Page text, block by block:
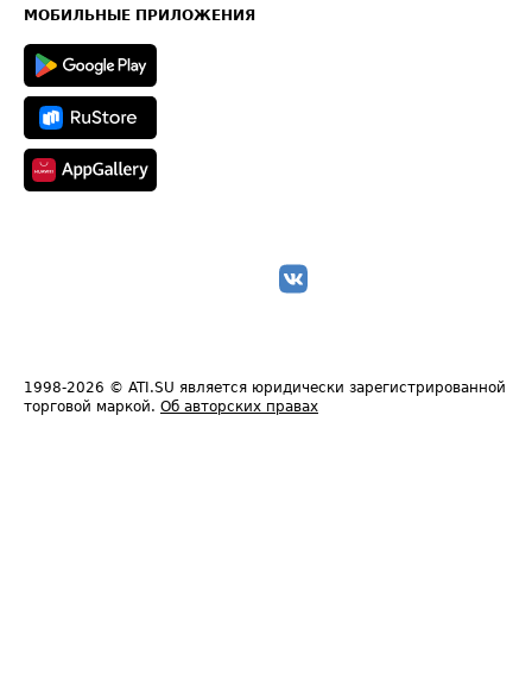
Техническая информация
МОБИЛЬНЫЕ ПРИЛОЖЕНИЯ
1998-2026 © ATI.SU является юридически зарегистрированной
торговой маркой. Об авторских правах